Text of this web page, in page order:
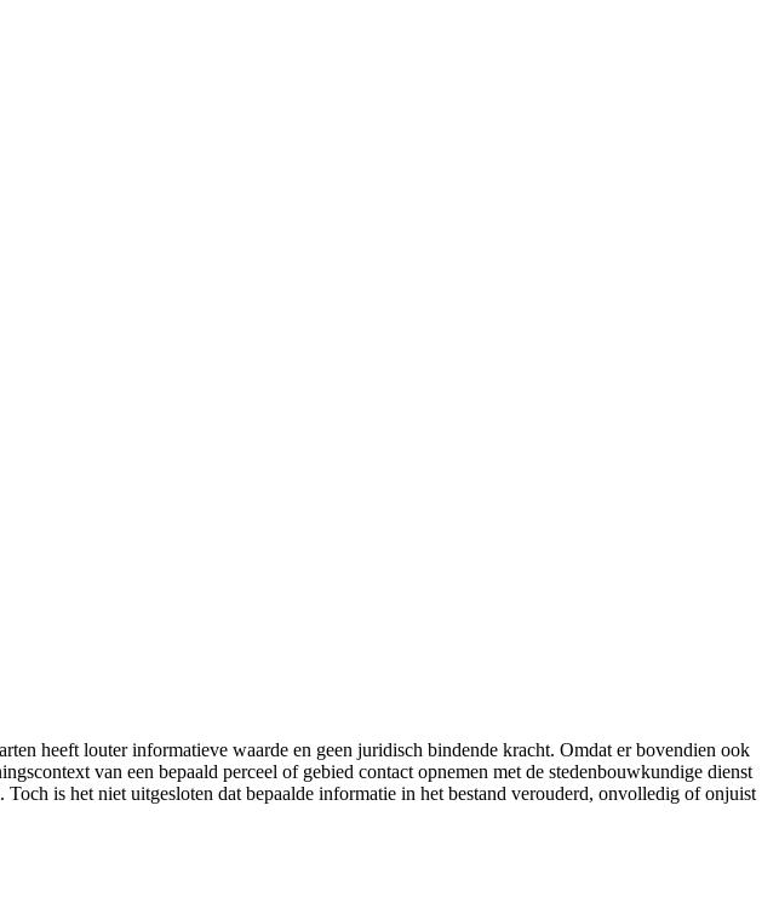
heeft louter informatieve waarde en geen juridisch bindende kracht. Omdat er bovendien ook
van een bepaald perceel of gebied contact opnemen met de stedenbouwkundige dienst
is het niet uitgesloten dat bepaalde informatie in het bestand verouderd, onvolledig of onjuist